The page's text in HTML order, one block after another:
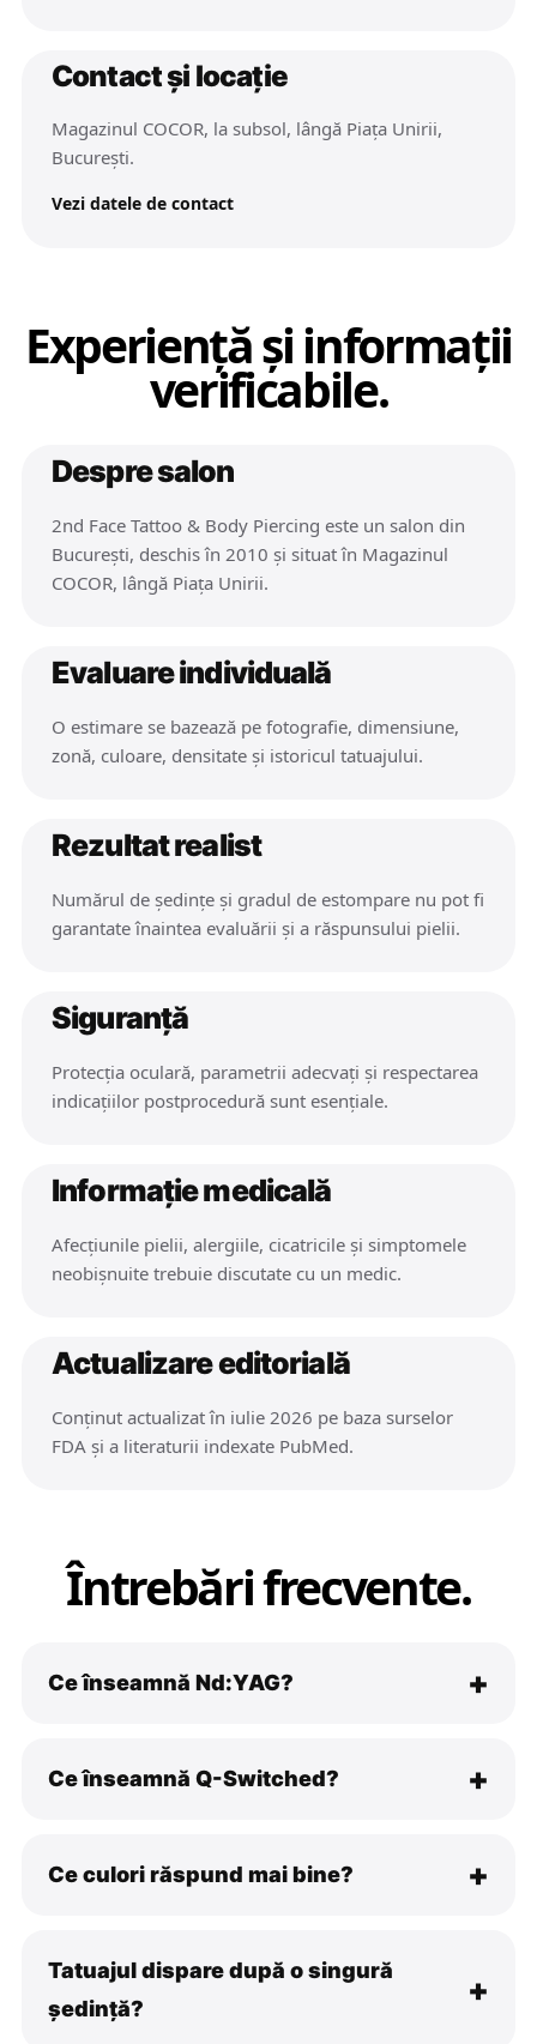
Contact și locație
Magazinul COCOR, la subsol, lângă Piața Unirii,
București.
Vezi datele de contact
Experiență și informații
verificabile.
Despre salon
2nd Face Tattoo & Body Piercing este un salon din
București, deschis în 2010 și situat în Magazinul
COCOR, lângă Piața Unirii.
Evaluare individuală
O estimare se bazează pe fotografie, dimensiune,
zonă, culoare, densitate și istoricul tatuajului.
Rezultat realist
Numărul de ședințe și gradul de estompare nu pot fi
garantate înaintea evaluării și a răspunsului pielii.
Siguranță
Protecția oculară, parametrii adecvați și respectarea
indicațiilor postprocedură sunt esențiale.
Informație medicală
Afecțiunile pielii, alergiile, cicatricile și simptomele
neobișnuite trebuie discutate cu un medic.
Actualizare editorială
Conținut actualizat în iulie 2026 pe baza surselor
FDA și a literaturii indexate PubMed.
Întrebări frecvente.
Ce înseamnă Nd:YAG?
Ce înseamnă Q-Switched?
Ce culori răspund mai bine?
Tatuajul dispare după o singură
ședință?